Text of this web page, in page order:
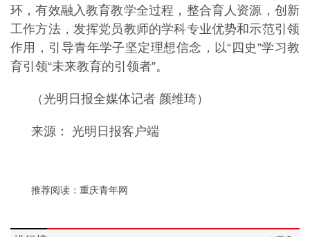
环，有效融入教育教学全过程，整合育人资源，创新
工作方法，发挥党员教师的学科专业优势和示范引领
作用，引导青年学子坚定理想信念，以“四史”学习教
育引领“未来教育的引领者”。
（光明日报全媒体记者 颜维琦）
来源： 光明日报客户端
推荐阅读： 重庆青年网